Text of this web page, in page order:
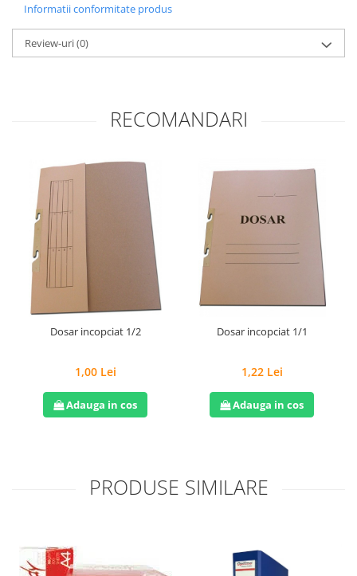
Informatii conformitate produs
Review-uri(0)
RECOMANDARI
Dosar incopciat 1/2
1,00 Lei
Adauga in cos
Dosar incopciat 1/1
1,22 Lei
Adauga in cos
PRODUSE SIMILARE